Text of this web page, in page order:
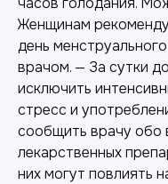
Женщинам
день
врачом. — За сутки
исключить
стресс и
сообщить врачу обо
лекарственных
них могут повлиять